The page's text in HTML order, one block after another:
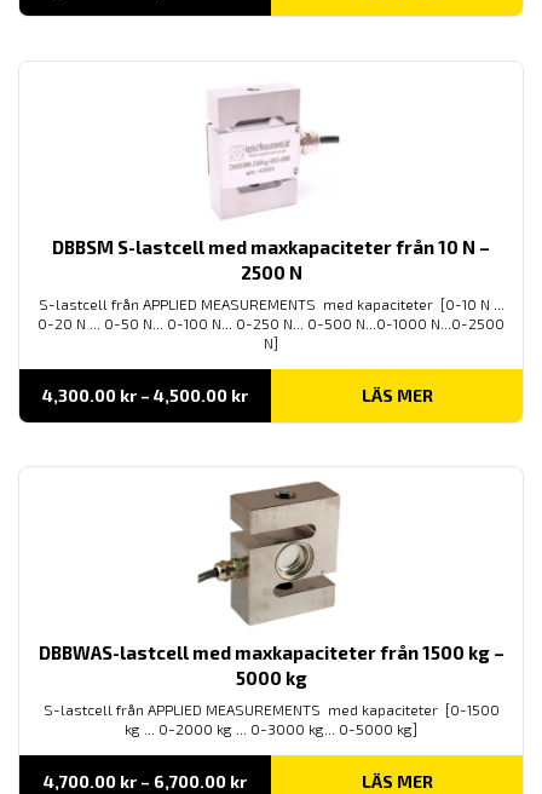
till
DBBSM S-lastcell med maxkapaciteter från 10 N –
2500 N
S-lastcell från APPLIED MEASUREMENTS med kapaciteter [0-10 N ...
0-20 N ... 0-50 N... 0-100 N... 0-250 N... 0-500 N...0-1000 N...0-2500
N]
4,300.00 kr – 4,500.00 krPrisintervall:
till
LÄS MER
DBBWAS-lastcell med maxkapaciteter från 1500 kg –
5000 kg
S-lastcell från APPLIED MEASUREMENTS med kapaciteter [0-1500
kg ... 0-2000 kg ... 0-3000 kg... 0-5000 kg]
4,700.00 kr – 6,700.00 krPrisintervall:
LÄS MER